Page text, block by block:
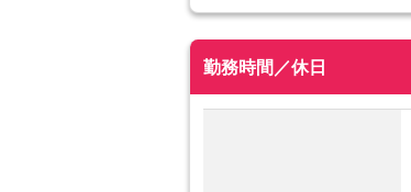
勤務時間／休日